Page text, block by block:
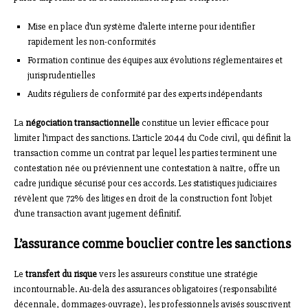
Mise en place d’un système d’alerte interne pour identifier
rapidement les non-conformités
Formation continue des équipes aux évolutions réglementaires et
jurisprudentielles
Audits réguliers de conformité par des experts indépendants
La négociation transactionnelleconstitue un levier efficace pour
limiter l’impact des sanctions. L’article 2044 du Code civil, qui définit la
transaction comme un contrat par lequel les parties terminent une
contestation née ou préviennent une contestation à naître, offre un
cadre juridique sécurisé pour ces accords. Les statistiques judiciaires
révèlent que 72% des litiges en droit de la construction font l’objet
d’une transaction avant jugement définitif.
L’assurance comme bouclier contre les sanctions
Le transfert du risquevers les assureurs constitue une stratégie
incontournable. Au-delà des assurances obligatoires (responsabilité
décennale, dommages-ouvrage), les professionnels avisés souscrivent